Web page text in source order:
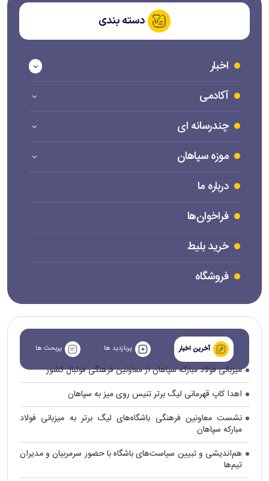
دسته بندی
اخبار
آکادمی
چندرسانه ای
موزه سپاهان
درباره ما
فراخوان‌ها
خرید بلیط
فروشگاه
آخرین اخبار پربازدید ها پربحث ها
میزبانی فولاد مبارکه سپاهان از معاونین فرهنگی فوتبال کشور
اهدا کاپ قهرمانی لیگ برتر تنیس روی میز به سپاهان
نشست معاونین فرهنگی باشگاه‌های لیگ برتر به میزبانی فولاد
مبارکه سپاهان
هم‌اندیشی و تبیین سیاست‌های باشگاه با حضور سرمربیان و مدیران
تیم‌ها